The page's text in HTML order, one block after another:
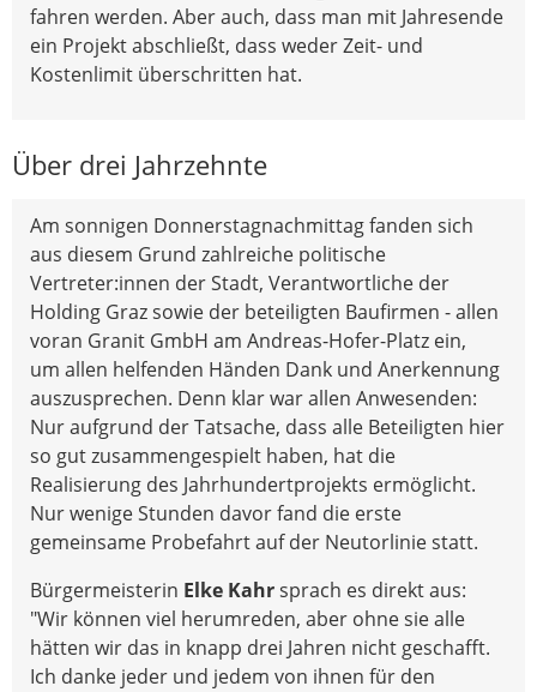
fahren werden. Aber auch, dass man mit Jahresende
ein Projekt abschließt, dass weder Zeit- und
Kostenlimit überschritten hat.
Über drei Jahrzehnte
Am sonnigen Donnerstagnachmittag fanden sich
aus diesem Grund zahlreiche politische
Vertreter:innen der Stadt, Verantwortliche der
Holding Graz sowie der beteiligten Baufirmen - allen
voran Granit GmbH am Andreas-Hofer-Platz ein,
um allen helfenden Händen Dank und Anerkennung
auszusprechen. Denn klar war allen Anwesenden:
Nur aufgrund der Tatsache, dass alle Beteiligten hier
so gut zusammengespielt haben, hat die
Realisierung des Jahrhundertprojekts ermöglicht.
Nur wenige Stunden davor fand die erste
gemeinsame Probefahrt auf der Neutorlinie statt.
Bürgermeisterin Elke Kahrsprach es direkt aus:
"Wir können viel herumreden, aber ohne sie alle
hätten wir das in knapp drei Jahren nicht geschafft.
Ich danke jeder und jedem von ihnen für den